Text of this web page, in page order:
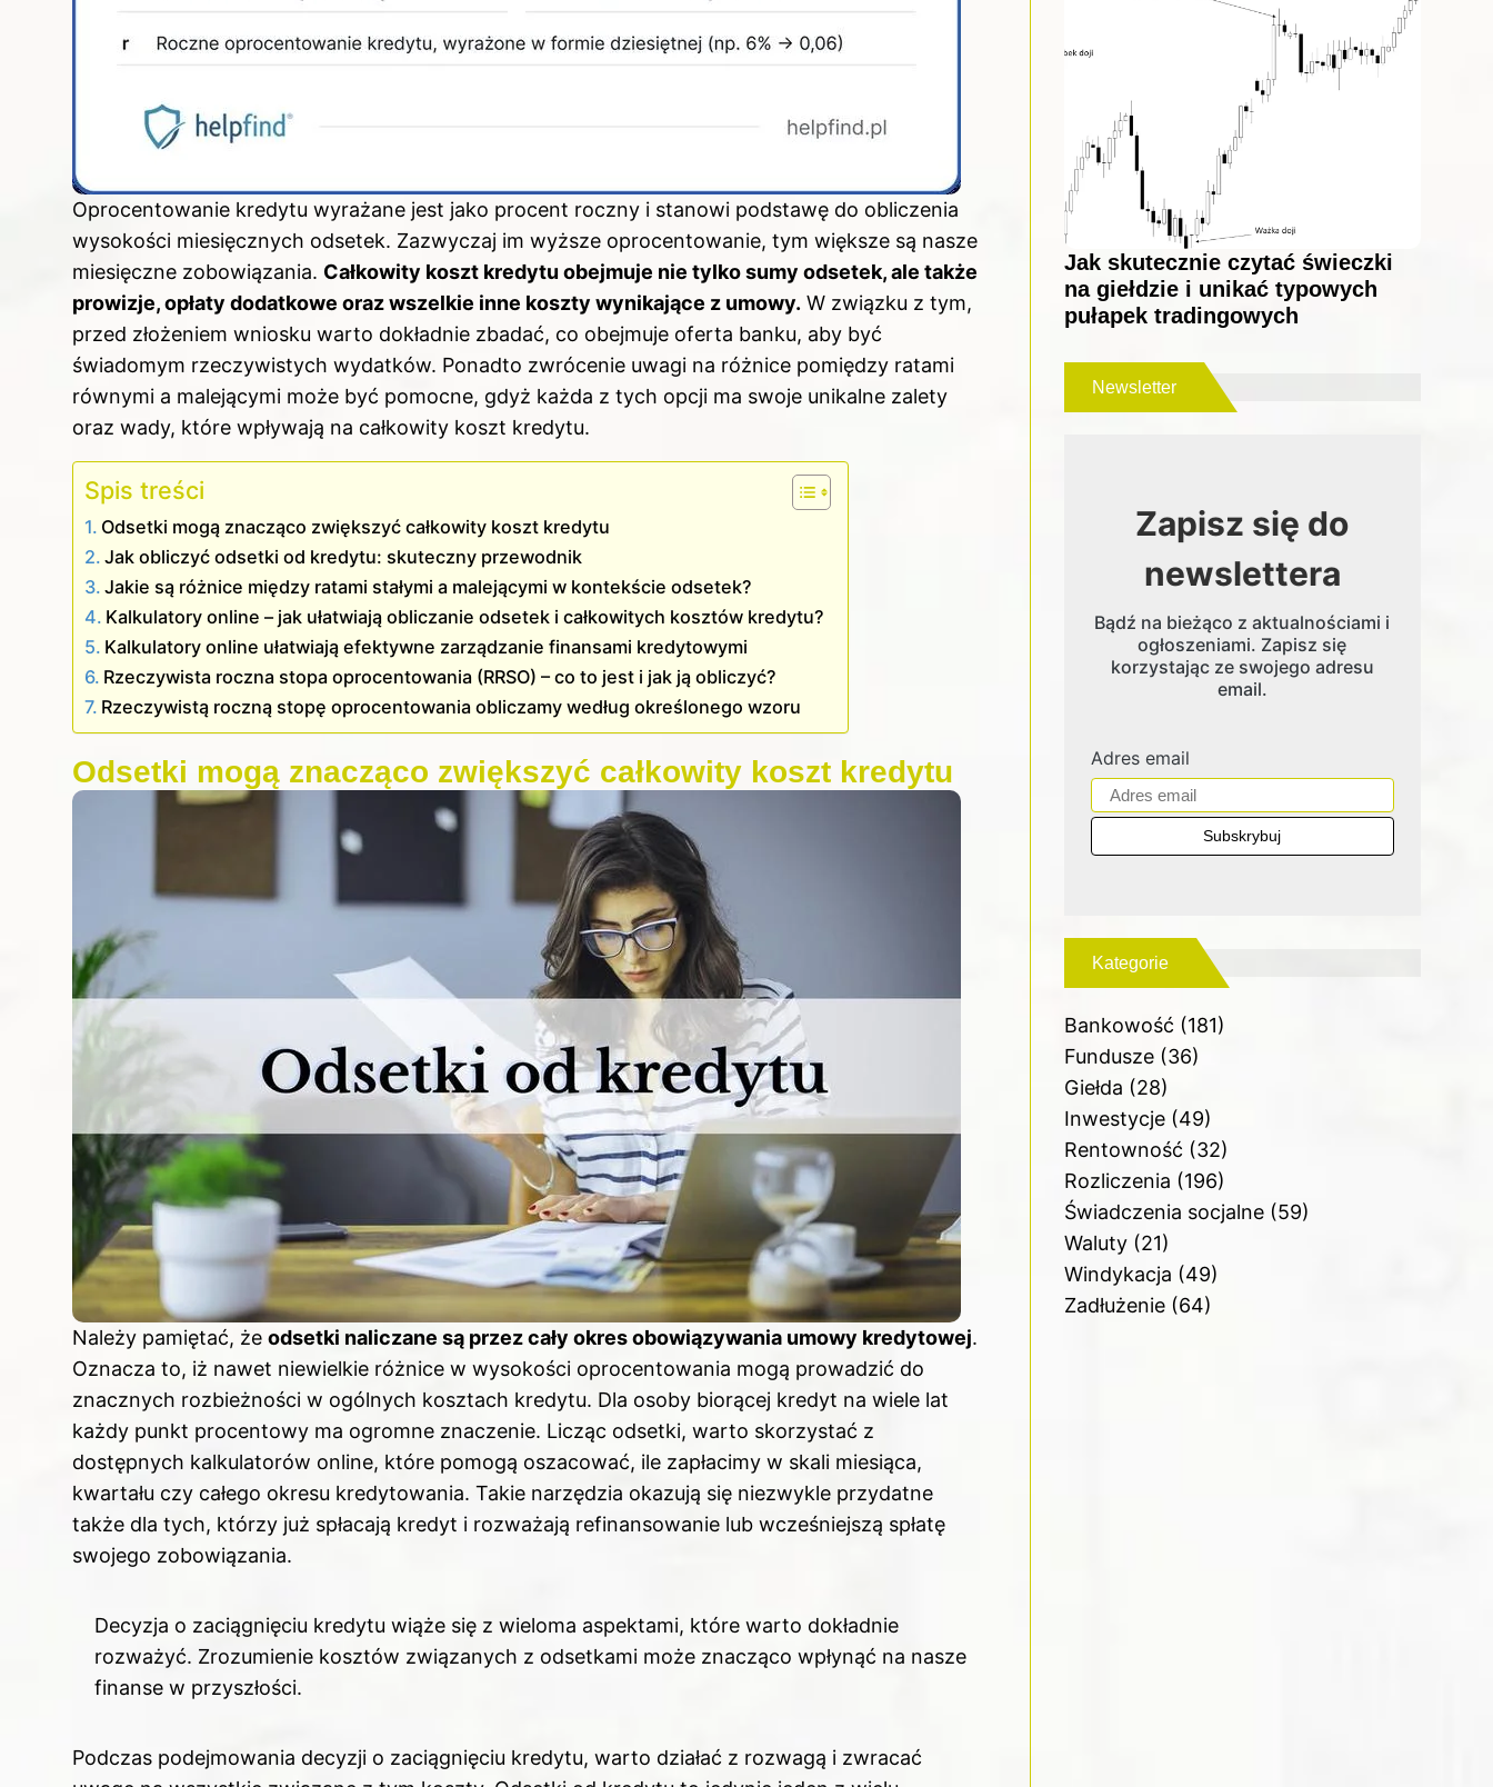
Oprocentowanie kredytu wyrażane jest jako procent roczny i stanowi podstawę do obliczenia
wysokości miesięcznych odsetek. Zazwyczaj im wyższe oprocentowanie, tym większe są nasze
miesięczne zobowiązania. Całkowity koszt kredytu obejmuje nie tylko sumy odsetek, ale także
prowizje, opłaty dodatkowe oraz wszelkie inne koszty wynikające z umowy. W związku z tym,
przed złożeniem wniosku warto dokładnie zbadać, co obejmuje oferta banku, aby być
świadomym rzeczywistych wydatków. Ponadto zwrócenie uwagi na różnice pomiędzy ratami
równymi a malejącymi może być pomocne, gdyż każda z tych opcji ma swoje unikalne zalety
oraz wady, które wpływają na całkowity koszt kredytu.
Spis treści
Odsetki mogą znacząco zwiększyć całkowity koszt kredytu
Jak obliczyć odsetki od kredytu: skuteczny przewodnik
Jakie są różnice między ratami stałymi a malejącymi w kontekście odsetek?
Kalkulatory online – jak ułatwiają obliczanie odsetek i całkowitych kosztów kredytu?
Kalkulatory online ułatwiają efektywne zarządzanie finansami kredytowymi
Rzeczywista roczna stopa oprocentowania (RRSO) – co to jest i jak ją obliczyć?
Rzeczywistą roczną stopę oprocentowania obliczamy według określonego wzoru
Odsetki mogą znacząco zwiększyć całkowity koszt kredytu
Należy pamiętać, że odsetki naliczane są przez cały okres obowiązywania umowy kredytowej.
Oznacza to, iż nawet niewielkie różnice w wysokości oprocentowania mogą prowadzić do
znacznych rozbieżności w ogólnych kosztach kredytu. Dla osoby biorącej kredyt na wiele lat
każdy punkt procentowy ma ogromne znaczenie. Licząc odsetki, warto skorzystać z
dostępnych kalkulatorów online, które pomogą oszacować, ile zapłacimy w skali miesiąca,
kwartału czy całego okresu kredytowania. Takie narzędzia okazują się niezwykle przydatne
także dla tych, którzy już spłacają kredyt i rozważają refinansowanie lub wcześniejszą spłatę
swojego zobowiązania.
Decyzja o zaciągnięciu kredytu wiąże się z wieloma aspektami, które warto dokładnie
rozważyć. Zrozumienie kosztów związanych z odsetkami może znacząco wpłynąć na nasze
finanse w przyszłości.
Podczas podejmowania decyzji o zaciągnięciu kredytu, warto działać z rozwagą i zwracać
Jak skutecznie czytać świeczki
na giełdzie i unikać typowych
pułapek tradingowych
Newsletter
Zapisz się do
newslettera
Bądź na bieżąco z aktualnościami i
ogłoszeniami. Zapisz się
korzystając ze swojego adresu
email.
Adres email
Kategorie
Bankowość (181)
Fundusze(36)
Giełda (28)
Inwestycje(49)
Rentowność (32)
Rozliczenia (196)
Świadczenia socjalne(59)
Waluty(21)
Windykacja (49)
Zadłużenie(64)